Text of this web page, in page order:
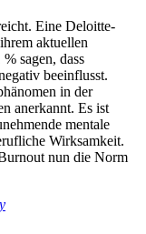
Eine Deloitte-
aktuellen
sagen, dass
beeinflusst.
in der
anerkannt. Es ist
mentale
Wirksamkeit.
nun die Norm